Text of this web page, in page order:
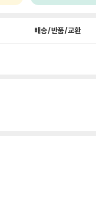
배송/반품/교환